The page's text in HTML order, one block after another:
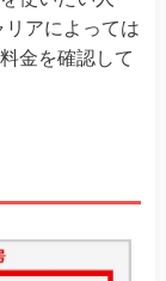
アによっては
金を確認して